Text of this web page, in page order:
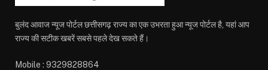
बुलंद आवाज न्यूज पोर्टल छत्तीसगढ़ राज्य का एक उभरता हुआ न्यूज पोर्टल है, यहां आप
राज्य की सटीक खबरें सबसे पहले देख सकते हैं।
Mobile : 9329828864